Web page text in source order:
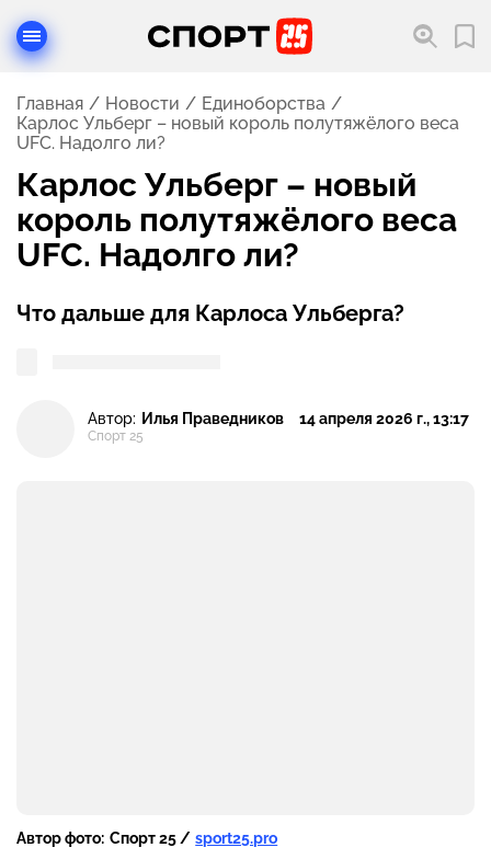
Главная Новости
Единоборства
Карлос Ульберг – новый король полутяжёлого веса
UFC. Надолго ли?
Карлос Ульберг – новый
король полутяжёлого веса
UFC. Надолго ли?
Что дальше для Карлоса Ульберга?
Автор: Илья Праведников
Спорт 25
14 апреля 2026 г., 13:17
Автор фото: Спорт 25 / sport25.pro